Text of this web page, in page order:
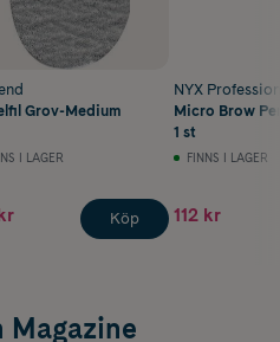
Grov-Medium
I LAGER
Köp
NYX
Micro Brow
1 st
FINNS I LAGER
112 kr
Magazine